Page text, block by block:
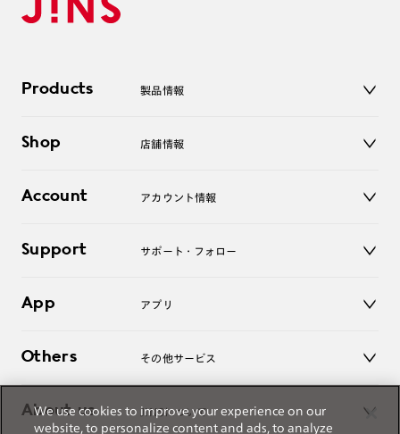
Products 製品情報
サングラス
コンタクトレンズ
アクセサリー
Shop 店舗情報
オンラインショップ
Account アカウント情報
ログアウト
Support サポート・フォロー
よくあるご質問
お問い合わせ
App アプリ
Others その他サービス
レンズ交換
About us JINSについて
We use cookies to improve your experience on our
website, to personalize content and ads, to analyze